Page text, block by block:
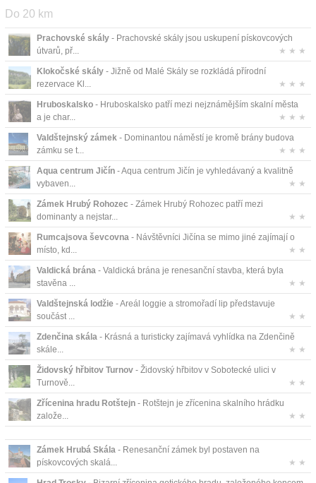
Tištěné katalogy
Kontakt
Do 20 km
Prachovské skály - Prachovské skály jsou uskupení pískovcových
útvarů, př...
★ ★ ★
Klokočské skály - Jižně od Malé Skály se rozkládá přírodní
rezervace Kl...
★ ★ ★
Hruboskalsko - Hruboskalsko patří mezi nejznámějším skalní města
a je char...
★ ★ ★
Valdštejnský zámek - Dominantou náměstí je kromě brány budova
zámku se t...
★ ★ ★
Aqua centrum Jičín - Aqua centrum Jičín je vyhledávaný a kvalitně
vybaven...
★ ★
Zámek Hrubý Rohozec - Zámek Hrubý Rohozec patří mezi
dominanty a nejstar...
★ ★
Rumcajsova ševcovna - Návštěvníci Jičína se mimo jiné zajímají o
místo, kd...
★ ★
Valdická brána - Valdická brána je renesanční stavba, která byla
stavěna ...
★ ★
Valdštejnská lodžie - Areál loggie a stromořadí lip představuje
součást ...
★ ★
Zdenčina skála - Krásná a turisticky zajímavá vyhlídka na Zdenčině
skále...
★ ★
Židovský hřbitov Turnov - Židovský hřbitov v Sobotecké ulici v
Turnově...
★ ★
Zřícenina hradu Rotštejn - Rotštejn je zřícenina skalního hrádku
založe...
★ ★
Zámek Hrubá Skála - Renesanční zámek byl postaven na
pískovcových skalá...
★ ★